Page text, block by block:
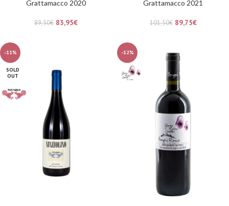
Grattamacco 2020
89,50€ 83,95€
Grattamacco 2021
101,50€ 89,75€
-11%
SOLD
OUT
-12%